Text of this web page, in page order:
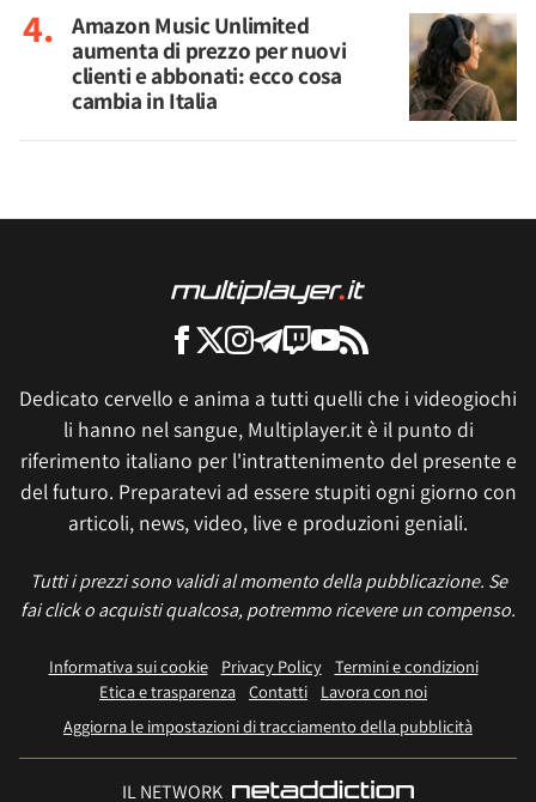
Amazon Music Unlimited
aumenta di prezzo per nuovi
clienti e abbonati: ecco cosa
cambia in Italia
Dedicato cervello e anima a tutti quelli che i videogiochi
li hanno nel sangue, Multiplayer.it è il punto di
riferimento italiano per l'intrattenimento del presente e
del futuro. Preparatevi ad essere stupiti ogni giorno con
articoli, news, video, live e produzioni geniali.
Tutti i prezzi sono validi al momento della pubblicazione. Se
fai click o acquisti qualcosa, potremmo ricevere un compenso.
Informativa sui cookie Privacy Policy
Termini e condizioni
Etica e trasparenza Contatti
Lavora con noi
Aggiorna le impostazioni di tracciamento della pubblicità
IL NETWORK